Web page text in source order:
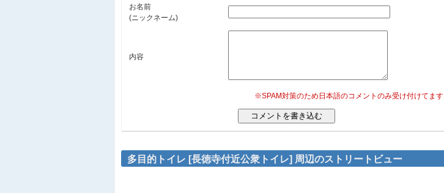
お名前
(ニックネーム)
内容
※SPAM対策のため日本語のコメントのみ受け付けてます
多目的トイレ [長徳寺付近公衆トイレ] 周辺のストリートビュー